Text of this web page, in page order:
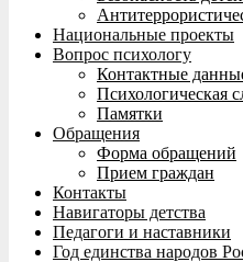
Национальные проекты
Вопрос психологу
Контактные
Психологическая
Памятки
Обращения
Форма обращений
Прием граждан
Контакты
Навигаторы детства
Педагоги и наставники
Год единства народов